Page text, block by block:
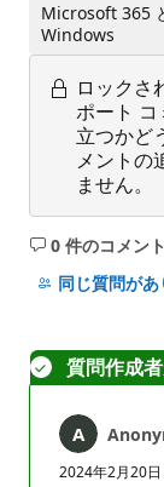
Microsoft 365
Windows
ロックさ
ポート
立つかど
メントの
ません。
0 件のコメント
コ
メ
は
あ
ま
同じ質問が
質問作成
2024年2月20